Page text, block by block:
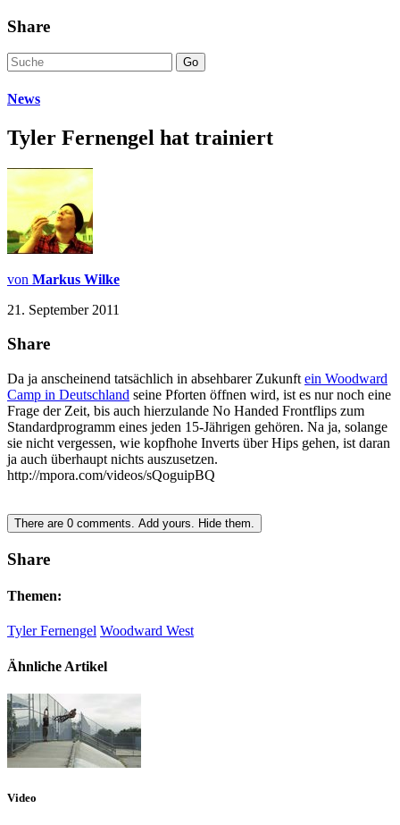
Share
Go
News
Tyler Fernengel hat trainiert
von Markus Wilke
21. September 2011
Share
Da ja anscheinend tatsächlich in absehbarer Zukunft ein Woodward
Camp in Deutschland seine Pforten öffnen wird, ist es nur noch eine
Frage der Zeit, bis auch hierzulande No Handed Frontflips zum
Standardprogramm eines jeden 15-Jährigen gehören. Na ja, solange
sie nicht vergessen, wie kopfhohe Inverts über Hips gehen, ist daran
ja auch überhaupt nichts auszusetzen.
http://mpora.com/videos/sQoguipBQ
There are 0 comments. Add yours. Hide them.
Share
Themen:
Tyler Fernengel Woodward West
Ähnliche Artikel
Video